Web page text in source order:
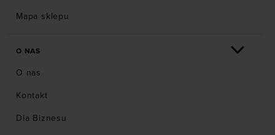
Mapa sklepu
O NAS
O nas
Kontakt
Dla Biznesu